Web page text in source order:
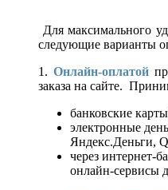
Для максимального
следующие варианты
1. Онлайн-оплатой
заказа на сайте.
банковские
электронные
Яндекс.Деньги,
через интернет-
онлайн-сервисы